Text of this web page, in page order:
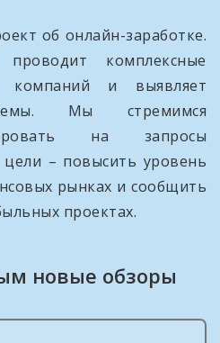
об онлайн-заработке.
комплексные
компаний и выявляет
Мы стремимся
на запросы
– повысить уровень
рынках и сообщить
проектах.
новые обзоры